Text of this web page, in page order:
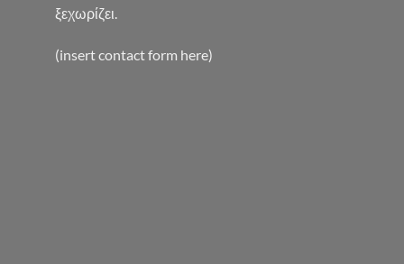
ξεχωρίζει.
(insert contact form here)